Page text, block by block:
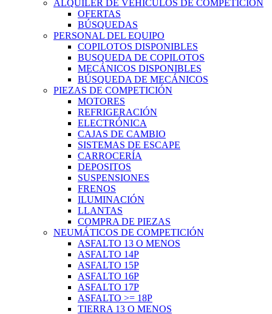
ALQUILER DE VEHÍCULOS DE COMPETICIÓN
OFERTAS
BÚSQUEDAS
PERSONAL DEL EQUIPO
COPILOTOS DISPONIBLES
BUSQUEDA DE COPILOTOS
MECÁNICOS DISPONIBLES
BÚSQUEDA DE MECÁNICOS
PIEZAS DE COMPETICIÓN
MOTORES
REFRIGERACIÓN
ELECTRÓNICA
CAJAS DE CAMBIO
SISTEMAS DE ESCAPE
CARROCERÍA
DEPOSITOS
SUSPENSIONES
FRENOS
ILUMINACIÓN
LLANTAS
COMPRA DE PIEZAS
NEUMÁTICOS DE COMPETICIÓN
ASFALTO 13 O MENOS
ASFALTO 14P
ASFALTO 15P
ASFALTO 16P
ASFALTO 17P
ASFALTO >= 18P
TIERRA 13 O MENOS